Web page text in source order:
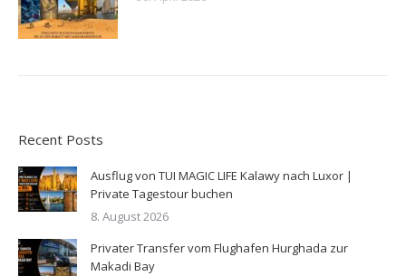
Recent Posts
Ausflug von TUI MAGIC LIFE Kalawy nach Luxor |
Private Tagestour buchen
8. August 2026
Privater Transfer vom Flughafen Hurghada zur
Makadi Bay